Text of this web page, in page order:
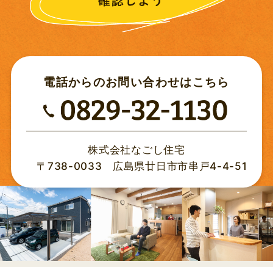
2020年07月 (5)
2020年04月 (5)
2020年03月 (6)
電話からのお問い合わせはこちら
株式会社なごし住宅
〒738-0033 広島県廿日市市串戸4-4-51